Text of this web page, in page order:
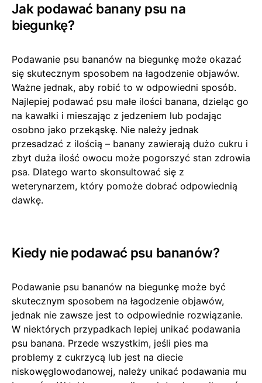
Jak podawać banany psu na
biegunkę?
Podawanie psu bananów na biegunkę może okazać
się skutecznym sposobem na łagodzenie objawów.
Ważne jednak, aby robić to w odpowiedni sposób.
Najlepiej podawać psu małe ilości banana, dzieląc go
na kawałki i mieszając z jedzeniem lub podając
osobno jako przekąskę. Nie należy jednak
przesadzać z ilością – banany zawierają dużo cukru i
zbyt duża ilość owocu może pogorszyć stan zdrowia
psa. Dlatego warto skonsultować się z
weterynarzem, który pomoże dobrać odpowiednią
dawkę.
Kiedy nie podawać psu bananów?
Podawanie psu bananów na biegunkę może być
skutecznym sposobem na łagodzenie objawów,
jednak nie zawsze jest to odpowiednie rozwiązanie.
W niektórych przypadkach lepiej unikać podawania
psu banana. Przede wszystkim, jeśli pies ma
problemy z cukrzycą lub jest na diecie
niskowęglowodanowej, należy unikać podawania mu